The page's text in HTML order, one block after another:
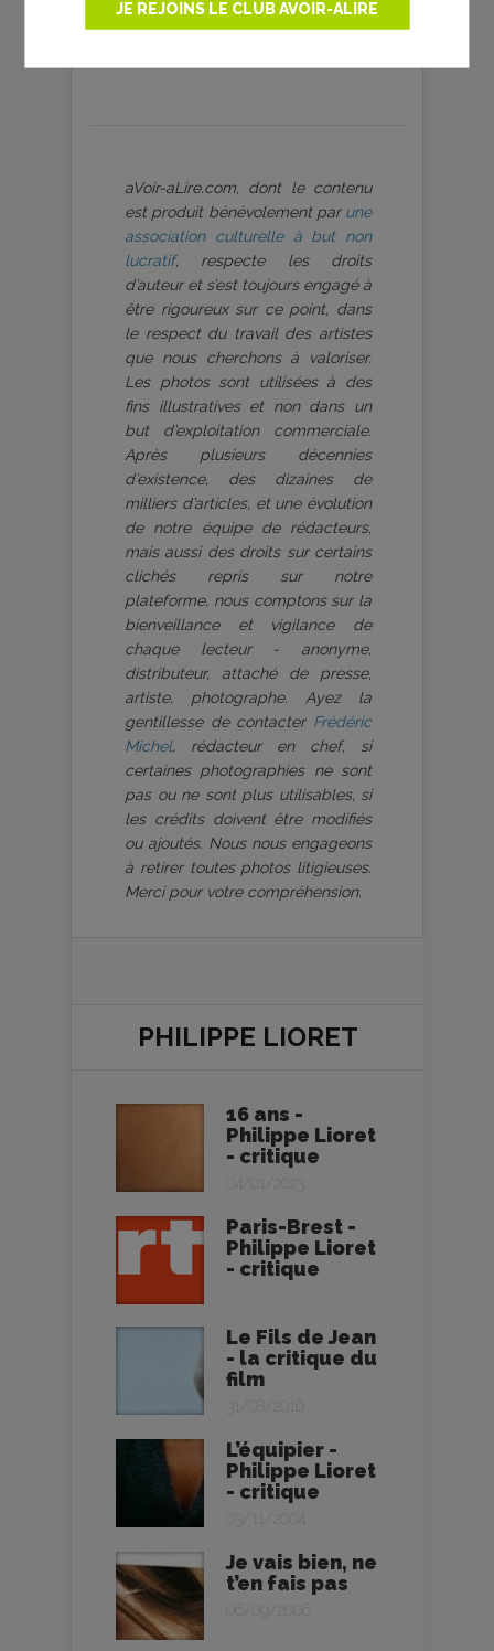
JE REJOINS LE CLUB AVOIR-ALIRE
aVoir-aLire.com, dont le contenu
est produit bénévolement par une
association culturelle à but non
lucratif, respecte les droits
d’auteur et s’est toujours engagé à
être rigoureux sur ce point, dans
le respect du travail des artistes
que nous cherchons à valoriser.
Les photos sont utilisées à des
fins illustratives et non dans un
but d’exploitation commerciale.
Après plusieurs décennies
d’existence, des dizaines de
milliers d’articles, et une évolution
de notre équipe de rédacteurs,
mais aussi des droits sur certains
clichés repris sur notre
plateforme, nous comptons sur la
bienveillance et vigilance de
chaque lecteur - anonyme,
distributeur, attaché de presse,
artiste, photographe. Ayez la
gentillesse de contacter Frédéric
Michel, rédacteur en chef, si
certaines photographies ne sont
pas ou ne sont plus utilisables, si
les crédits doivent être modifiés
ou ajoutés. Nous nous engageons
à retirer toutes photos litigieuses.
Merci pour votre compréhension.
PHILIPPE LIORET
16 ans -
Philippe Lioret
- critique
04/01/2023
Paris-Brest -
Philippe Lioret
- critique
Le Fils de Jean
- la critique du
film
31/08/2016
L’équipier -
Philippe Lioret
- critique
03/11/2004
Je vais bien, ne
t’en fais pas